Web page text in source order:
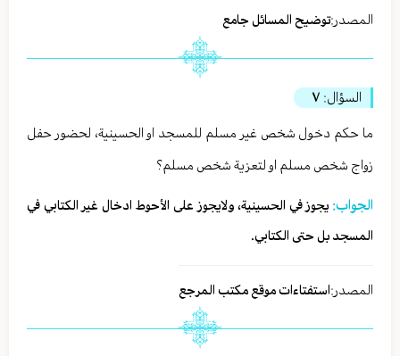
المصدر:توضيح المسائل جامع
السؤال: ٧
ما حكم دخول شخص غير مسلم للمسجد او الحسينية، لحضور حفل
زواج شخص مسلم او لتعزية شخص مسلم؟
الجواب: يجوز في الحسينية، ولايجوز على الأحوط ادخال غير الكتابي في
المسجد بل حتى الكتابي.
المصدر:استفتاءات موقع مكتب المرجع